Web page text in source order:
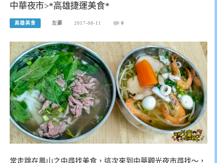
中華夜市>*高雄捷運美食*
高雄美食 左豪 2017-08-11 0
常走跳在鳳山之中尋找美食，這次來到中華觀光夜市尋找～，